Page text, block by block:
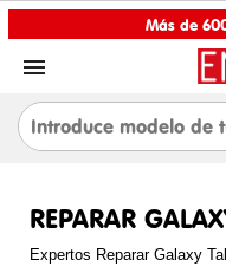
Más de

REPARAR
Expertos Reparar Galaxy